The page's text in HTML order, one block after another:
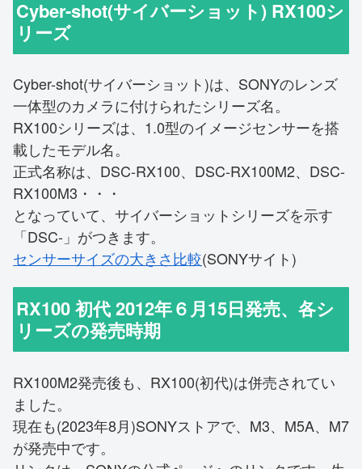
Cyber-shot(サイバーショット) RX100シ
リーズ
Cyber-shot(サイバーショット)は、SONYのレンズ
一体型のカメラに付けられたシリーズ名。
RX100シリーズは、1.0型のイメージセンサーを搭
載したモデル名。
正式名称は、DSC-RX100、DSC-RX100M2、DSC-
RX100M3・・・
となっていて、サイバーショットシリーズを示す
「DSC-」がつきます。
センサーサイズの大きさ比較(SONYサイト)
RX100 初代 2012年６月15日発売、各シ
リーズの発売時期
RX100M2発売後も、RX100(初代)は併売されてい
ました。
現在も(2023年8月)SONYストアで、M3、M5A、M7
が発売中です。